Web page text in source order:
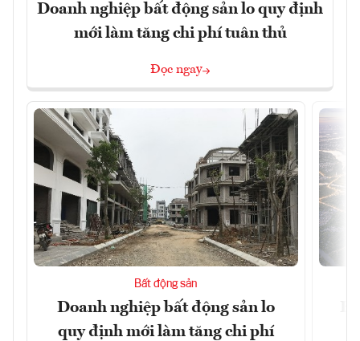
Doanh nghiệp bất động sản lo quy định
mới làm tăng chi phí tuân thủ
Đọc ngay
Bất động sản
Doanh nghiệp bất động sản lo
quy định mới làm tăng chi phí